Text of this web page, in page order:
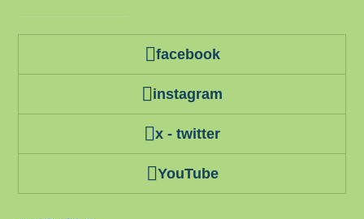
facebook
instagram
x - twitter
YouTube